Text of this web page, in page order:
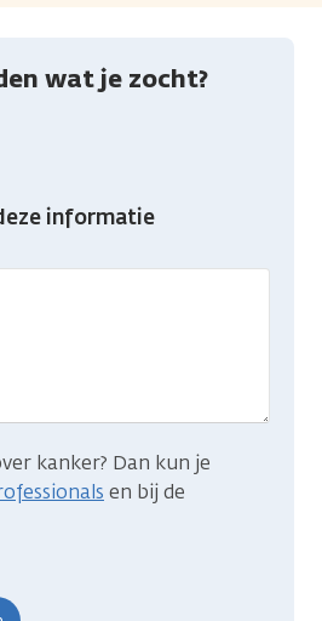
wat je zocht?
informatie
kanker? Dan kun je
en bij de